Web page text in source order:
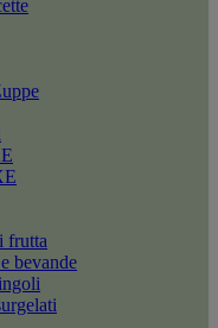
frutta
bevande